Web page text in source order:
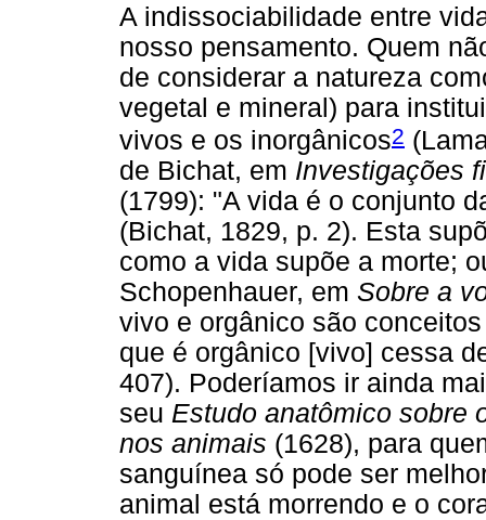
A indissociabilidade entre
nosso pensamento. Quem
de considerar a natureza
vegetal e mineral) para
vivos e os inorgânicos2
de Bichat, em Investigações
(1799): "A vida é o conjunto
(Bichat, 1829, p. 2). Esta
como a vida supõe a morte;
Schopenhauer, em Sobre a
vivo e orgânico são
que é orgânico [vivo] cessa
407). Poderíamos ir ainda
seu Estudo anatômico sobre
nos animais (1628), para
sanguínea só pode ser
animal está morrendo e o